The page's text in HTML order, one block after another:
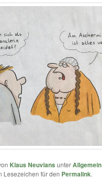
Klaus Neuvians unterAllgemein
Lesezeichen für den Permalink.